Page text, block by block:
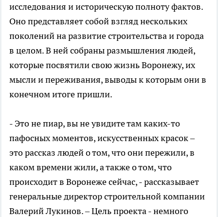
исследования и историческую полноту фактов.
Оно представляет собой взгляд нескольких
поколений на развитие строительства и города
в целом. В ней собраны размышления людей,
которые посвятили свою жизнь Воронежу, их
мысли и переживания, выводы к которым они в
конечном итоге пришли.
- Это не пиар, вы не увидите там каких-то
пафосных моментов, искусственных красок –
это рассказ людей о том, что они пережили, в
каком времени жили, а также о том, что
происходит в Воронеже сейчас, - рассказывает
генеральные директор строительной компании
Валерий Лукинов. – Цель проекта - немного